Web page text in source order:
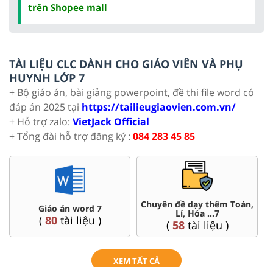
trên Shopee mall
TÀI LIỆU CLC DÀNH CHO GIÁO VIÊN VÀ PHỤ
HUYNH LỚP 7
+ Bộ giáo án, bài giảng powerpoint, đề thi file word có
đáp án 2025 tại https://tailieugiaovien.com.vn/
+ Hỗ trợ zalo: VietJack Official
+ Tổng đài hỗ trợ đăng ký : 084 283 45 85
Giáo án word 7
( 80tài liệu )
Chuyên đề dạy thêm Toán,
Lí, Hóa ...7
( 58tài liệu )
XEM TẤT CẢ